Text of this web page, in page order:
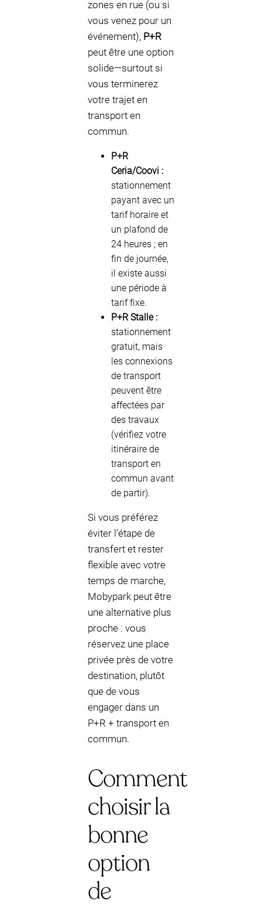
zones en rue (ou si
vous venez pour un
événement), P+R
peut être une option
solide—surtout si
vous terminerez
votre trajet en
transport en
commun.
P+R
Ceria/Coovi :
stationnement
payant avec un
tarif horaire et
un plafond de
24 heures ; en
fin de journée,
il existe aussi
une période à
tarif fixe.
P+R Stalle :
stationnement
gratuit, mais
les connexions
de transport
peuvent être
affectées par
des travaux
(vérifiez votre
itinéraire de
transport en
commun avant
de partir).
Si vous préférez
éviter l’étape de
transfert et rester
flexible avec votre
temps de marche,
Mobypark peut être
une alternative plus
proche : vous
réservez une place
privée près de votre
destination, plutôt
que de vous
engager dans un
P+R + transport en
commun.
Comment
choisir la
bonne
option
de